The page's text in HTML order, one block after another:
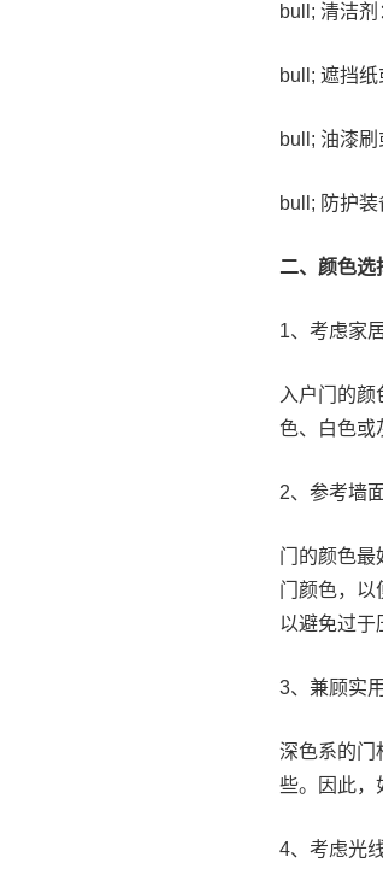
bull; 清洁剂
bull; 遮挡
bull; 油漆刷
bull; 防护装
二、颜色选
1、考虑家
入户门的
色、白色或
2、参考墙
门的颜色最
门颜色，以
以避免过于
3、兼顾实
深色系的门
些。因此，
4、考虑光